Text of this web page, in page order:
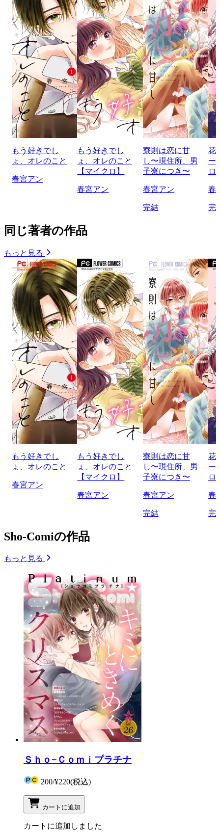
もう好きでし
ょ、オレのこと
春宮アン
もう好きでし
ょ、オレのこと
【マイクロ】
春宮アン
寮則は恋に甘
し〜現住所、男
子寮につき〜
春宮アン
完結
花
ー
ロ
春
完
同じ著者の作品
もっと見る
もう好きでし
ょ、オレのこと
春宮アン
もう好きでし
ょ、オレのこと
【マイクロ】
春宮アン
寮則は恋に甘
し〜現住所、男
子寮につき〜
春宮アン
完結
花
ー
ロ
春
完
Sho-Comiの作品
もっと見る
Ｓｈｏ−Ｃｏｍｉプラチナ
200/¥220(税込)
カートに追加
カートに追加しました